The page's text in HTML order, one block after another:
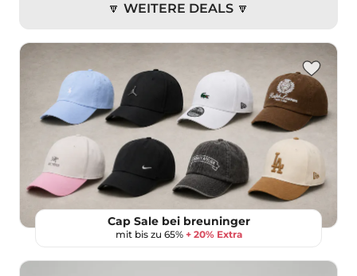
🔽 WEITERE DEALS 🔽
Cap Sale bei breuninger
mit bis zu 65% + 20% Extra